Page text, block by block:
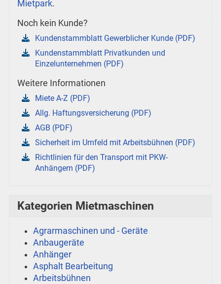
Mietpark.
Noch kein Kunde?
Kundenstammblatt Gewerblicher Kunde (PDF)
Kundenstammblatt Privatkunden und
Einzelunternehmen (PDF)
Weitere Informationen
Miete A-Z (PDF)
Allg. Haftungsversicherung (PDF)
AGB (PDF)
Sicherheit im Umfeld mit Arbeitsbühnen (PDF)
Richtlinien für den Transport mit PKW-
Anhängern (PDF)
Kategorien Mietmaschinen
Agrarmaschinen und - Geräte
Anbaugeräte
Anhänger
Asphalt Bearbeitung
Arbeitsbühnen